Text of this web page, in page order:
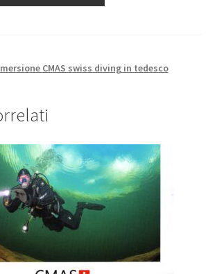
CMAS swiss diving in tedesco